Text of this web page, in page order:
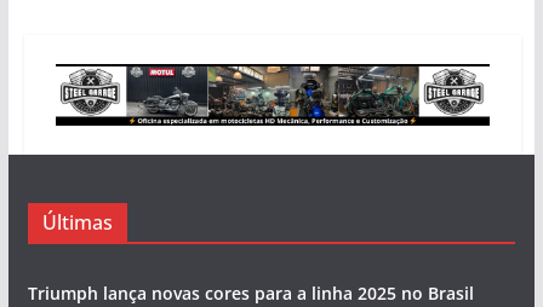
Últimas
Triumph lança novas cores para a linha 2025 no Brasil